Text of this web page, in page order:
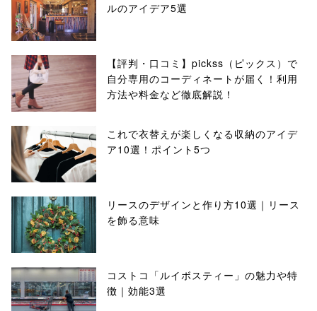
ルのアイデア5選
【評判・口コミ】pickss（ピックス）で
自分専用のコーディネートが届く！利用
方法や料金など徹底解説！
これで衣替えが楽しくなる収納のアイデ
ア10選！ポイント5つ
リースのデザインと作り方10選｜リース
を飾る意味
コストコ「ルイボスティー」の魅力や特
徴｜効能3選